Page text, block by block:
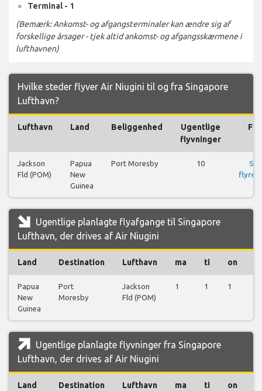
Terminal - 1
(Bemærk: Ankomst- og afgangsterminaler kan ændre sig af
forskellige årsager - tjek altid ankomst- og afgangsskærmene i
lufthavnen)
Hvilke steder flyver Air Niugini til og fra Singapore
Lufthavn?
Lufthavn Land Beliggenhed
Ugentlige
flyvninger
Fly
Jackson
Fld (POM)
Papua
New
Guinea
Port Moresby 10
Se
Ugentlige planlagte flyafgange til Singapore
Lufthavn, der drives af Air Niugini
Land Destination Lufthavn ma ti on
Papua
New
Guinea
Port
Moresby
Jackson
Fld (POM)
1 1 1
Ugentlige planlagte flyvninger fra Singapore
Lufthavn, der drives af Air Niugini
Land Destination Lufthavn ma ti on